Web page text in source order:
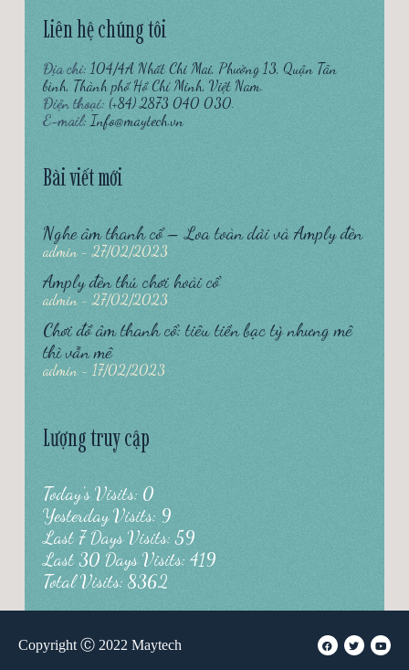
Liên hệ chúng tôi
Địa chỉ: 104/4A Nhất Chi Mai, Phường 13, Quận Tân
bình, Thành phố Hồ Chí Minh, Việt Nam.
Điện thoại: (+84) 2873 040 030.
E-mail: Info@maytech.vn
Bài viết mới
Nghe âm thanh cổ – Loa toàn dải và Amply đèn
admin 27/02/2023
Amply đèn thú chơi hoài cổ
admin 27/02/2023
Chơi đồ âm thanh cổ: tiêu tiền bạc tỷ nhưng mê
thì vẫn mê
admin 17/02/2023
Lượng truy cập
Today's Visits: 0
Yesterday Visits: 9
Last 7 Days Visits: 59
Last 30 Days Visits: 419
Total Visits: 8362
Copyright Ⓒ 2022 Maytech